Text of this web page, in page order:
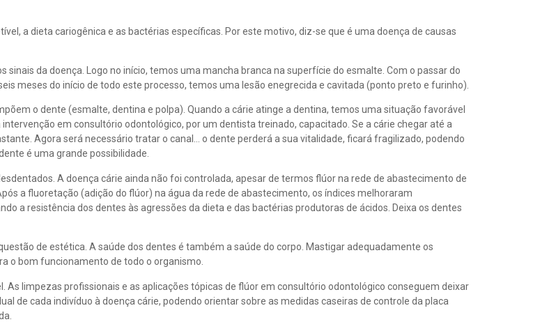
a dieta cariogênica e as bactérias específicas. Por este motivo, diz-se que é uma doença de causas
da doença. Logo no início, temos uma mancha branca na superfície do esmalte. Com o passar do
meses do início de todo este processo, temos uma lesão enegrecida e cavitada (ponto preto e furinho).
o dente (esmalte, dentina e polpa). Quando a cárie atinge a dentina, temos uma situação favorável
em consultório odontológico, por um dentista treinado, capacitado. Se a cárie chegar até a
Agora será necessário tratar o canal… o dente perderá a sua vitalidade, ficará fragilizado, podendo
é uma grande possibilidade.
A doença cárie ainda não foi controlada, apesar de termos flúor na rede de abastecimento de
a fluoretação (adição do flúor) na água da rede de abastecimento, os índices melhoraram
a resistência dos dentes às agressões da dieta e das bactérias produtoras de ácidos. Deixa os dentes
de estética. A saúde dos dentes é também a saúde do corpo. Mastigar adequadamente os
o bom funcionamento de todo o organismo.
limpezas profissionais e as aplicações tópicas de flúor em consultório odontológico conseguem deixar
de cada indivíduo à doença cárie, podendo orientar sobre as medidas caseiras de controle da placa